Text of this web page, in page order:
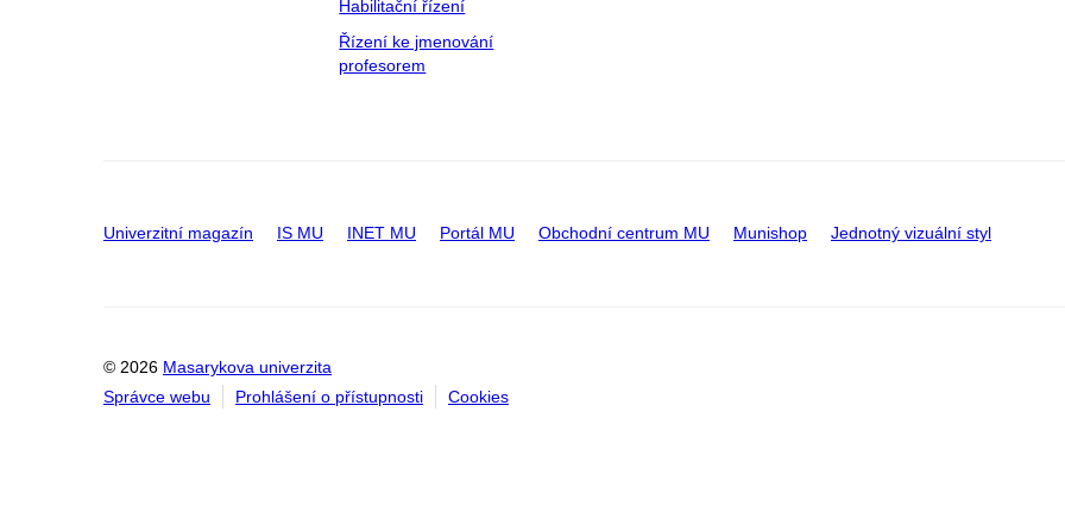
Habilitační řízení
Řízení ke jmenování
profesorem
Univerzitní magazín IS MU INET MU Portál MU Obchodní centrum MU Munishop Jednotný vizuální styl
© 2026 Masarykova univerzita
Správce webu
Prohlášení o přístupnosti Cookies